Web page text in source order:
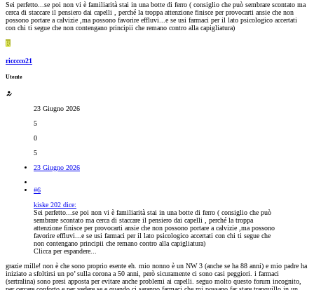
Sei perfetto...se poi non vi è familiarità stai in una botte di ferro ( consiglio che può sembrare scontato ma
cerca di staccare il pensiero dai capelli , perché la troppa attenzione finisce per provocarti ansie che non
possono portare a calvizie ,ma possono favorire effluvi...e se usi farmaci per il lato psicologico accertati
con chi ti segue che non contengano principii che remano contro alla capigliatura)
R
ricccco21
Utente
23 Giugno 2026
5
0
5
23 Giugno 2026
#6
kiske 202 dice:
Sei perfetto...se poi non vi è familiarità stai in una botte di ferro ( consiglio che può
sembrare scontato ma cerca di staccare il pensiero dai capelli , perché la troppa
attenzione finisce per provocarti ansie che non possono portare a calvizie ,ma possono
favorire effluvi...e se usi farmaci per il lato psicologico accertati con chi ti segue che
non contengano principii che remano contro alla capigliatura)
Clicca per espandere...
grazie mille! non è che sono proprio esente eh. mio nonno è un NW 3 (anche se ha 88 anni) e mio padre ha
iniziato a sfoltirsi un po’ sulla corona a 50 anni, però sicuramente ci sono casi peggiori. i farmaci
(sertralina) sono presi apposta per evitare anche problemi ai capelli. seguo molto questo forum incognito,